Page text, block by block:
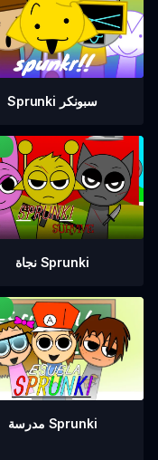
Sprunki سبونكر
نجاة Sprunki
مدرسة Sprunki